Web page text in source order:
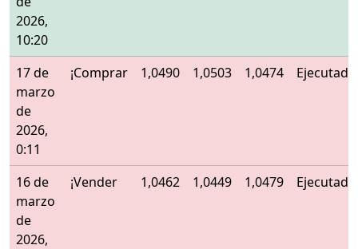
2026,
10:20
17 de
marzo
de
2026,
0:11
¡Comprar 1,0490 1,0503 1,0474 Ejecutado
16 de
marzo
de
2026,
¡Vender 1,0462 1,0449 1,0479 Ejecutado